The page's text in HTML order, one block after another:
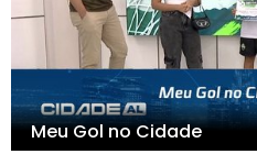
Meu Gol no Cidade